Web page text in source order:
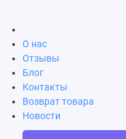
О нас
Отзывы
Блог
Контакты
Возврат товара
Новости